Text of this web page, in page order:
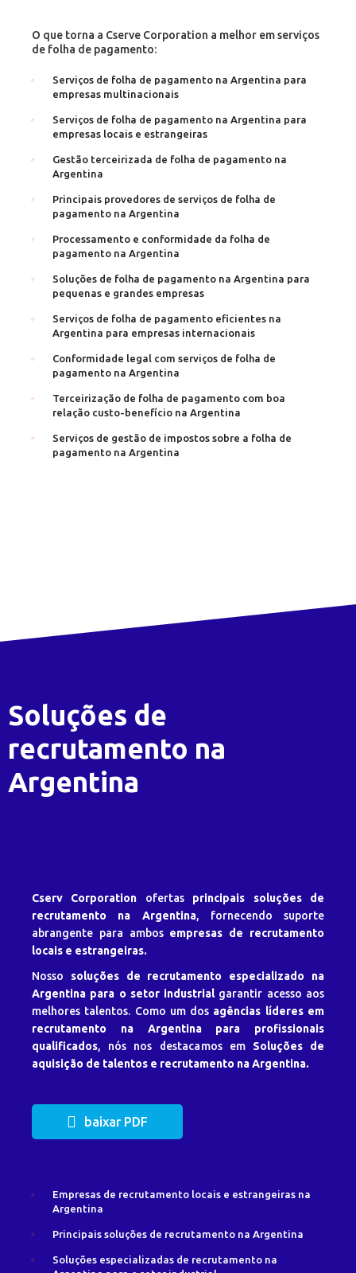
O que torna a Cserve Corporation a melhor em serviços
de folha de pagamento:
Serviços de folha de pagamento na Argentina para
empresas multinacionais
Serviços de folha de pagamento na Argentina para
empresas locais e estrangeiras
Gestão terceirizada de folha de pagamento na
Argentina
Principais provedores de serviços de folha de
pagamento na Argentina
Processamento e conformidade da folha de
pagamento na Argentina
Soluções de folha de pagamento na Argentina para
pequenas e grandes empresas
Serviços de folha de pagamento eficientes na
Argentina para empresas internacionais
Conformidade legal com serviços de folha de
pagamento na Argentina
Terceirização de folha de pagamento com boa
relação custo-benefício na Argentina
Serviços de gestão de impostos sobre a folha de
pagamento na Argentina
Soluções de
recrutamento na
Argentina
Cserv Corporation ofertas principais soluções de
recrutamento na Argentina, fornecendo suporte
abrangente para ambos empresas de recrutamento
locais e estrangeiras.
Nosso soluções de recrutamento especializado na
Argentina para o setor industrialgarantir acesso aos
melhores talentos. Como um dos agências líderes em
recrutamento na Argentina para profissionais
qualificados, nós nos destacamos em Soluções de
aquisição de talentos e recrutamento na Argentina.
baixar PDF
Empresas de recrutamento locais e estrangeiras na
Argentina
Principais soluções de recrutamento na Argentina
Soluções especializadas de recrutamento na